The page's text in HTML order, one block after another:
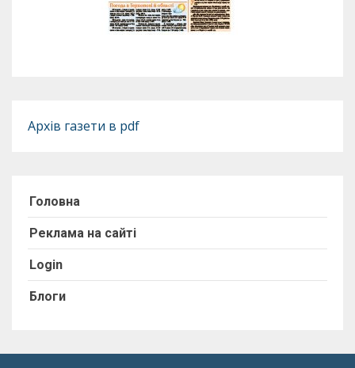
Архів газети в pdf
Головна
Реклама на сайті
Login
Блоги